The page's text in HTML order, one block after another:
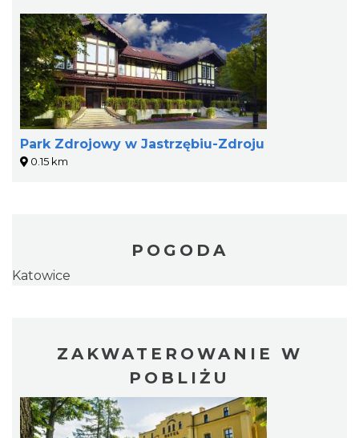
Park Zdrojowy w Jastrzębiu-Zdroju
0.15 km
POGODA
Katowice
ZAKWATEROWANIE W
POBLIŻU